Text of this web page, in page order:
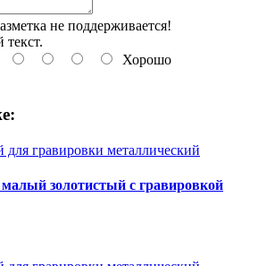
не поддерживается!
Хорошо
золотистый с гравировкой